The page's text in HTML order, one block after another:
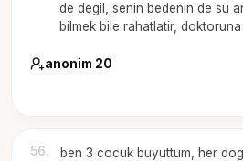
de degil, senin bedenin de su
bilmek bile rahatlatir, doktoruna
anonim 20
56.
ben 3 cocuk buyuttum, her